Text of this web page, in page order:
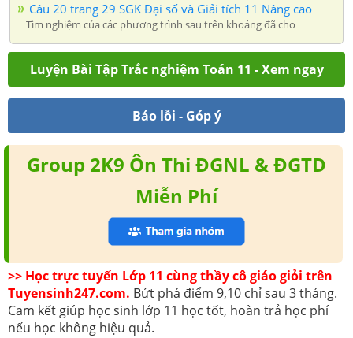
Câu 20 trang 29 SGK Đại số và Giải tích 11 Nâng cao
Tìm nghiệm của các phương trình sau trên khoảng đã cho
Luyện Bài Tập Trắc nghiệm Toán 11 - Xem ngay
Báo lỗi - Góp ý
Group 2K9 Ôn Thi ĐGNL & ĐGTD
Miễn Phí
>> Học trực tuyến Lớp 11 cùng thầy cô giáo giỏi trên
Tuyensinh247.com. Bứt phá điểm 9,10 chỉ sau 3 tháng.
Cam kết giúp học sinh lớp 11 học tốt, hoàn trả học phí
nếu học không hiệu quả.